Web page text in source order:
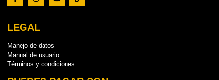
LEGAL
Manejo de datos
Manual de usuario
Términos y condiciones